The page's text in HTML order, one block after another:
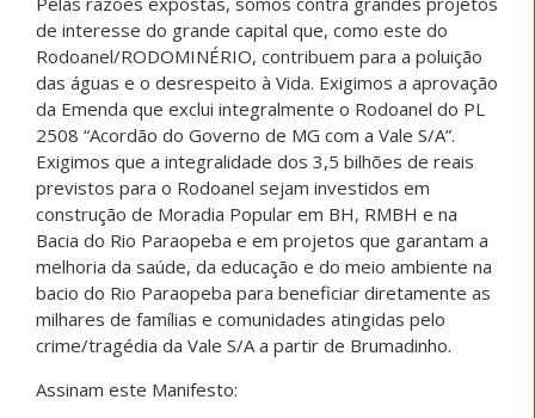
de interesse do grande capital que, como este do
Rodoanel/RODOMINÉRIO, contribuem para a poluição
das águas e o desrespeito à Vida. Exigimos a aprovação
da Emenda que exclui integralmente o Rodoanel do PL
2508 “Acordão do Governo de MG com a Vale S/A”.
Exigimos que a integralidade dos 3,5 bilhões de reais
previstos para o Rodoanel sejam investidos em
construção de Moradia Popular em BH, RMBH e na
Bacia do Rio Paraopeba e em projetos que garantam a
melhoria da saúde, da educação e do meio ambiente na
bacio do Rio Paraopeba para beneficiar diretamente as
milhares de famílias e comunidades atingidas pelo
crime/tragédia da Vale S/A a partir de Brumadinho.
Assinam este Manifesto: